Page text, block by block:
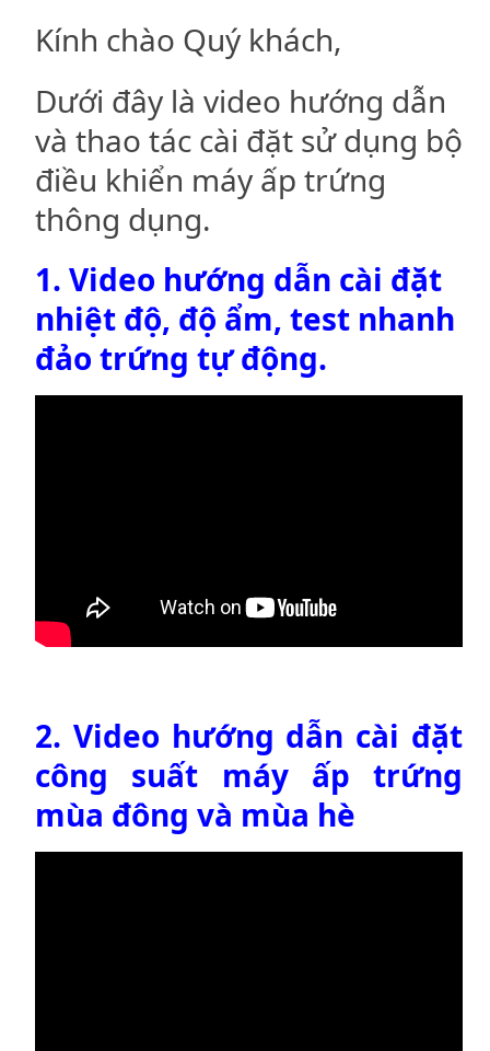
Kính chào Quý khách,
Dưới đây là video hướng dẫn
và thao tác cài đặt sử dụng bộ
điều khiển máy ấp trứng
thông dụng.
1. Video hướng dẫn cài đặt
nhiệt độ, độ ẩm, test nhanh
đảo trứng tự động.
2. Video hướng dẫn cài đặt
công suất máy ấp trứng
mùa đông và mùa hè